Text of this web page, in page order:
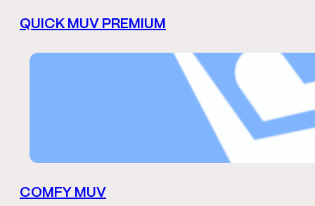
QUICK MUV PREMIUM
COMFY MUV